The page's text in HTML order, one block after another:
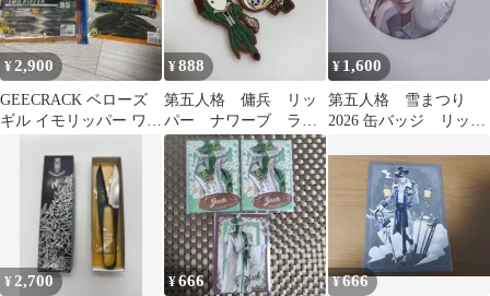
¥2,900
GEECRACK ベローズ
ギル イモリッパー ワー
¥888
第五人格 傭兵 リッ
パー ナワーブ ラバ
スト ラバーストラッ
プ
¥ 1,600
第五人格 雪まつり
2026 缶バッジ リッパ
¥2,700 ¥666 ¥666